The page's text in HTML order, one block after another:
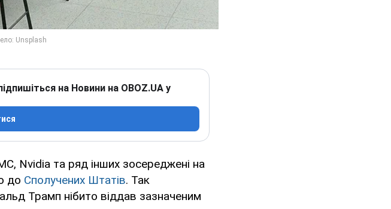
на Новини на OBOZ.UA у
Nvidia та ряд інших зосереджені на
до Сполучених Штатів. Так
Трамп нібито віддав зазначеним